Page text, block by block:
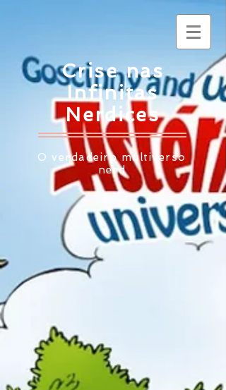
Crise nas
Infinitas
Nerdices
O verdadeiro multiverso
nerd